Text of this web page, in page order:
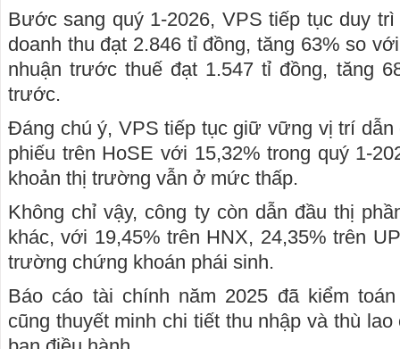
Bước sang quý 1-2026, VPS tiếp tục duy
doanh thu đạt 2.846 tỉ đồng, tăng 63% so
nhuận trước thuế đạt 1.547 tỉ đồng, tăng
trước.
Đáng chú ý, VPS tiếp tục giữ vững vị trí dẫn
phiếu trên HoSE với 15,32% trong quý 1-
khoản thị trường vẫn ở mức thấp.
Không chỉ vậy, công ty còn dẫn đầu thị
khác, với 19,45% trên HNX, 24,35% trên
trường chứng khoán phái sinh.
Báo cáo tài chính năm 2025 đã kiểm
cũng thuyết minh chi tiết thu nhập và thù